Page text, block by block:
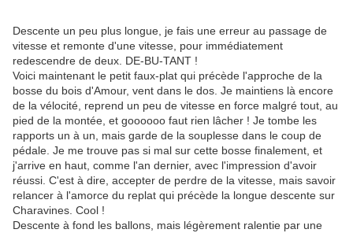
Descente un peu plus longue, je fais une erreur au passage de
vitesse et remonte d'une vitesse, pour immédiatement
redescendre de deux. DE-BU-TANT !
Voici maintenant le petit faux-plat qui précède l'approche de la
bosse du bois d'Amour, vent dans le dos. Je maintiens là encore
de la vélocité, reprend un peu de vitesse en force malgré tout, au
pied de la montée, et goooooo faut rien lâcher ! Je tombe les
rapports un à un, mais garde de la souplesse dans le coup de
pédale. Je me trouve pas si mal sur cette bosse finalement, et
j'arrive en haut, comme l'an dernier, avec l'impression d'avoir
réussi. C'est à dire, accepter de perdre de la vitesse, mais savoir
relancer à l'amorce du replat qui précède la longue descente sur
Charavines. Cool !
Descente à fond les ballons, mais légèrement ralentie par une